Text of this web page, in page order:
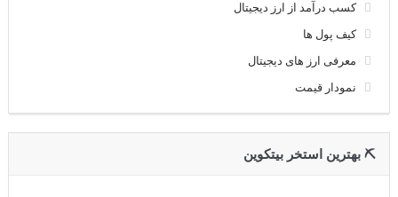
کسب درآمد از ارز دیجیتال
کیف پول ها
معرفی ارز های دیجیتال
نمودار قیمت
⛏ بهترین استخر بیتکوین